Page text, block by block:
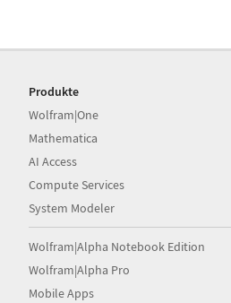
Produkte
Wolfram|One
Mathematica
AI Access
Compute Services
System Modeler
Wolfram|Alpha Notebook Edition
Wolfram|Alpha Pro
Mobile Apps